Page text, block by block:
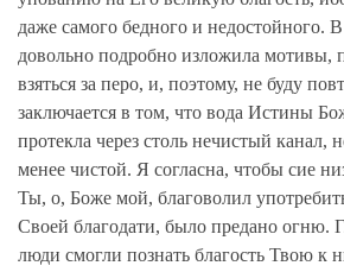
даже самого бедного и недостойного.
довольно подробно изложила мотивы,
взяться за перо, и, поэтому, не буду
заключается в том, что вода Истины
протекла через столь нечистый канал,
менее чистой. Я согласна, чтобы сие
Ты, о, Боже мой, благоволил
Своей благодати, было предано огню.
люди смогли познать благость Твою к